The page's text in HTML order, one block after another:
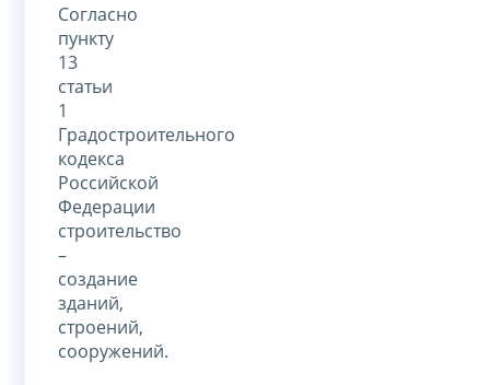
Согласно
пункту
13
статьи
1
Градостроительного
кодекса
Российской
Федерации
строительство
–
создание
зданий,
строений,
сооружений.